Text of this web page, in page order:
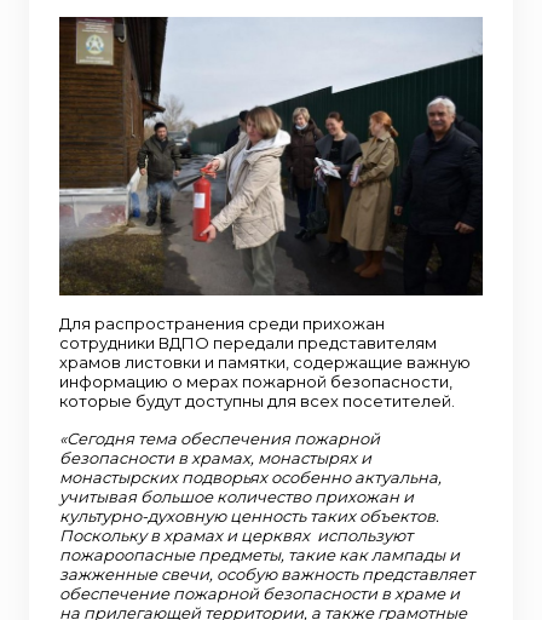
Для распространения среди прихожан
сотрудники ВДПО передали представителям
храмов листовки и памятки, содержащие важную
информацию о мерах пожарной безопасности,
которые будут доступны для всех посетителей.
«Сегодня тема обеспечения пожарной
безопасности в храмах, монастырях и
монастырских подворьях особенно актуальна,
учитывая большое количество прихожан и
культурно-духовную ценность таких объектов.
Поскольку в храмах и церквях используют
пожароопасные предметы, такие как лампады и
зажженные свечи, особую важность представляет
обеспечение пожарной безопасности в храме и
на прилегающей территории, а также грамотные